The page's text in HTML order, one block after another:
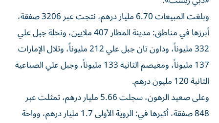
وبلغت المبيعات 6.70 مليار درهم، نتجت عبر 3206 صفقة،
أبرزها في مناطق: مدينة المطار 407 ملايين، ونخلة جبل علي
332 مليوناً، وداون تان جبل علي 212 مليوناً، وتلال الإمارات
137 مليوناً، ومعيصم الثانية 133 مليوناً، وجبل علي الصناعية
الثانية 120 مليون درهم.
وعلى صعيد الرهون، سجلت 5.66 مليار درهم، تمثلت عبر
848 صفقة، أكبرها في: الروية الأولى 1.7 مليار درهم، وواحة